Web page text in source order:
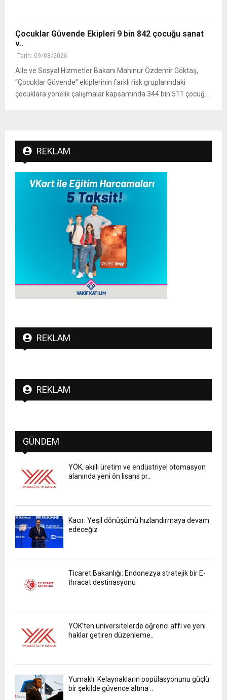
Çocuklar Güvende Ekipleri 9 bin 842 çocuğu sanat
v..
Tarih: 09/08/2026
Aile ve Sosyal Hizmetler Bakanı Mahinur Özdemir Göktaş,
“Çocuklar Güvende” ekiplerinin farklı risk gruplarındaki
çocuklara yönelik çalışmalar kapsamında 344 bin 511 çocuğ..
REKLAM
REKLAM
REKLAM
GÜNDEM
YÖK, akıllı üretim ve endüstriyel otomasyon
alanında yeni ön lisans pr..
Kacır: Yeşil dönüşümü hızlandırmaya devam
edeceğiz
Ticaret Bakanlığı: Endonezya stratejik bir E-
İhracat destinasyonu
YÖK’ten üniversitelerde öğrenci affı ve yeni
haklar getiren düzenleme..
Yumaklı: Kelaynakların popülasyonunu güçlü
bir şekilde güvence altına ..